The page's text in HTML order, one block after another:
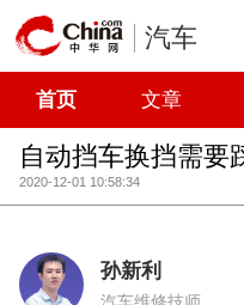
汽车
首页 文章
自动挡车换挡需要
2020-12-01 10:58:34
孙新利